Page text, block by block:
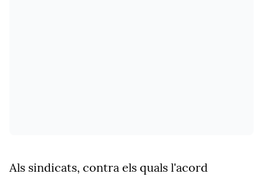
Als sindicats, contra els quals l'acord